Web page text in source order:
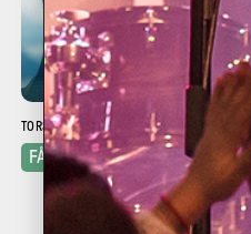
TORSDAG 29.10 STORSALEN
FÅ BILLETTER!
Det kan
Foredrag